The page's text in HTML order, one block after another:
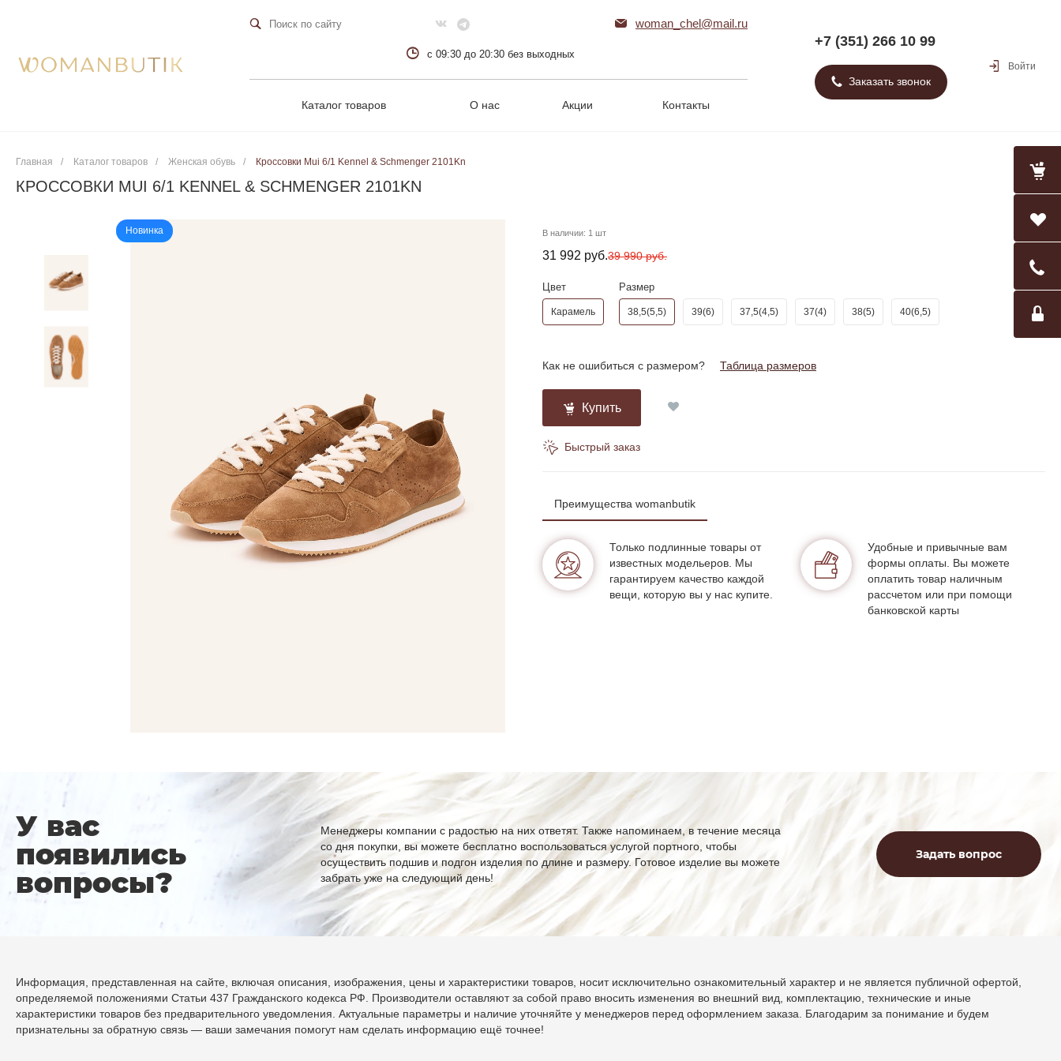
woman_chel@mail.ru
с 09:30 до 20:30 без выходных
Каталог товаров О нас Акции Контакты
+7 (351) 266 10 99
Заказать звонок
Войти
Главная / Каталог товаров / Женская обувь / Кроссовки Mui 6/1 Kennel & Schmenger 2101Kn
КРОССОВКИ MUI 6/1 KENNEL & SCHMENGER 2101KN
Новинка В наличии: 1 шт
31 992 руб.39 990 руб.
Цвет
Карамель
Размер
38,5(5,5) 39(6) 37,5(4,5) 37(4) 38(5) 40(6,5)
Как не ошибиться с размером? Таблица размеров
Купить
Быстрый заказ
Преимущества womanbutik
Только подлинные товары от
известных модельеров. Мы
гарантируем качество каждой
вещи, которую вы у нас купите.
Удобные и привычные вам
формы оплаты. Вы можете
оплатить товар наличным
рассчетом или при помощи
банковской карты
У вас
появились
вопросы?
Менеджеры компании с радостью на них ответят. Также напоминаем, в течение месяца
со дня покупки, вы можете бесплатно воспользоваться услугой портного, чтобы
осуществить подшив и подгон изделия по длине и размеру. Готовое изделие вы можете
забрать уже на следующий день!
Задать вопрос
Информация, представленная на сайте, включая описания, изображения, цены и характеристики товаров, носит исключительно ознакомительный характер и не является публичной офертой,
определяемой положениями Статьи 437 Гражданского кодекса РФ. Производители оставляют за собой право вносить изменения во внешний вид, комплектацию, технические и иные
характеристики товаров без предварительного уведомления. Актуальные параметры и наличие уточняйте у менеджеров перед оформлением заказа. Благодарим за понимание и будем
признательны за обратную связь — ваши замечания помогут нам сделать информацию ещё точнее!